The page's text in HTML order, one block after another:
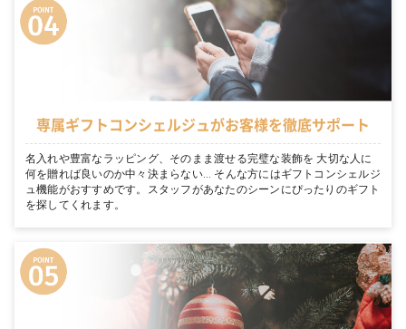
専属ギフトコンシェルジュがお客様を徹底サポート
名入れや豊富なラッピング、そのまま渡せる完璧な装飾を 大切な人に
何を贈れば良いのか中々決まらない… そんな方にはギフトコンシェルジ
ュ機能がおすすめです。スタッフがあなたのシーンにぴったりのギフト
を探してくれます。